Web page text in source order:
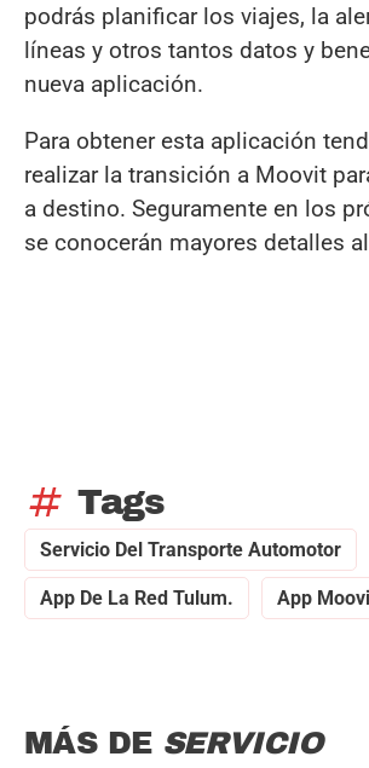
podrás planificar los viajes, la
líneas y otros tantos datos y
nueva aplicación.
Para obtener esta aplicación
realizar la transición a Moovit
a destino. Seguramente en los
se conocerán mayores detalles
tag Tags
Servicio Del Transporte Automotor
App De La Red Tulum. App
MÁS DE SERVICIO